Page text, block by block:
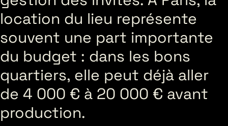
location du lieu représente
souvent une part importante
du budget : dans les bons
quartiers, elle peut déjà aller
de 4 000 € à 20 000 € avant
production.